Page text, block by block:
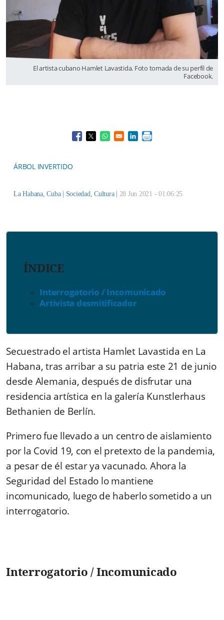
El artista cubano Hamlet Lavastida. Foto tomada de su perfil de
Facebook.
Opens in a new window
Opens in a new window
Opens in a new window
Opens in a new window
ÁRBOL INVERTIDO
Sociedad, Cultura 28 Jun 2021 - 01:06:25
ÍNDICE
Interrogatorio / Incomunicado
Artivista desmitificador
Secuestrado el artista Hamlet Lavastida en La
Habana, tras arribar a su patria este 21 de junio
desde Alemania, después de disfrutar una
residencia artística en la galería Kunstlerhaus
Bethanien de Berlín.
Primero fue llevado a un centro de aislamiento
por la Covid 19, con el pretexto de la pandemia,
a pesar de él estar ya vacunado. Ahora la
Seguridad del Estado lo mantiene
incomunicado, luego de haberlo sometido a un
interrogatorio.
Interrogatorio / Incomunicado